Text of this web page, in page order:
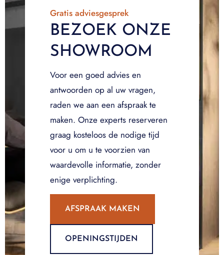
Gratis adviesgesprek
BEZOEK ONZE
SHOWROOM
Voor een goed advies en
antwoorden op al uw vragen,
raden we aan een afspraak te
maken. Onze experts reserveren
graag kosteloos de nodige tijd
voor u om u te voorzien van
waardevolle informatie, zonder
enige verplichting.
AFSPRAAK MAKEN
OPENINGSTIJDEN